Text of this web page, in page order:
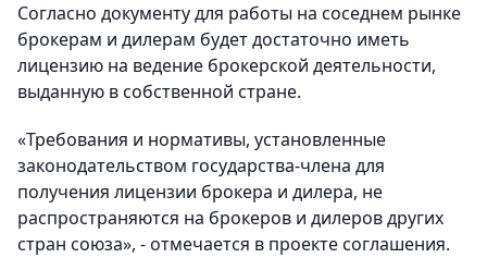
Согласно документу для работы на соседнем рынке
брокерам и дилерам будет достаточно иметь
лицензию на ведение брокерской деятельности,
выданную в собственной стране.
«Требования и нормативы, установленные
законодательством государства-члена для
получения лицензии брокера и дилера, не
распространяются на брокеров и дилеров других
стран союза», - отмечается в проекте соглашения.